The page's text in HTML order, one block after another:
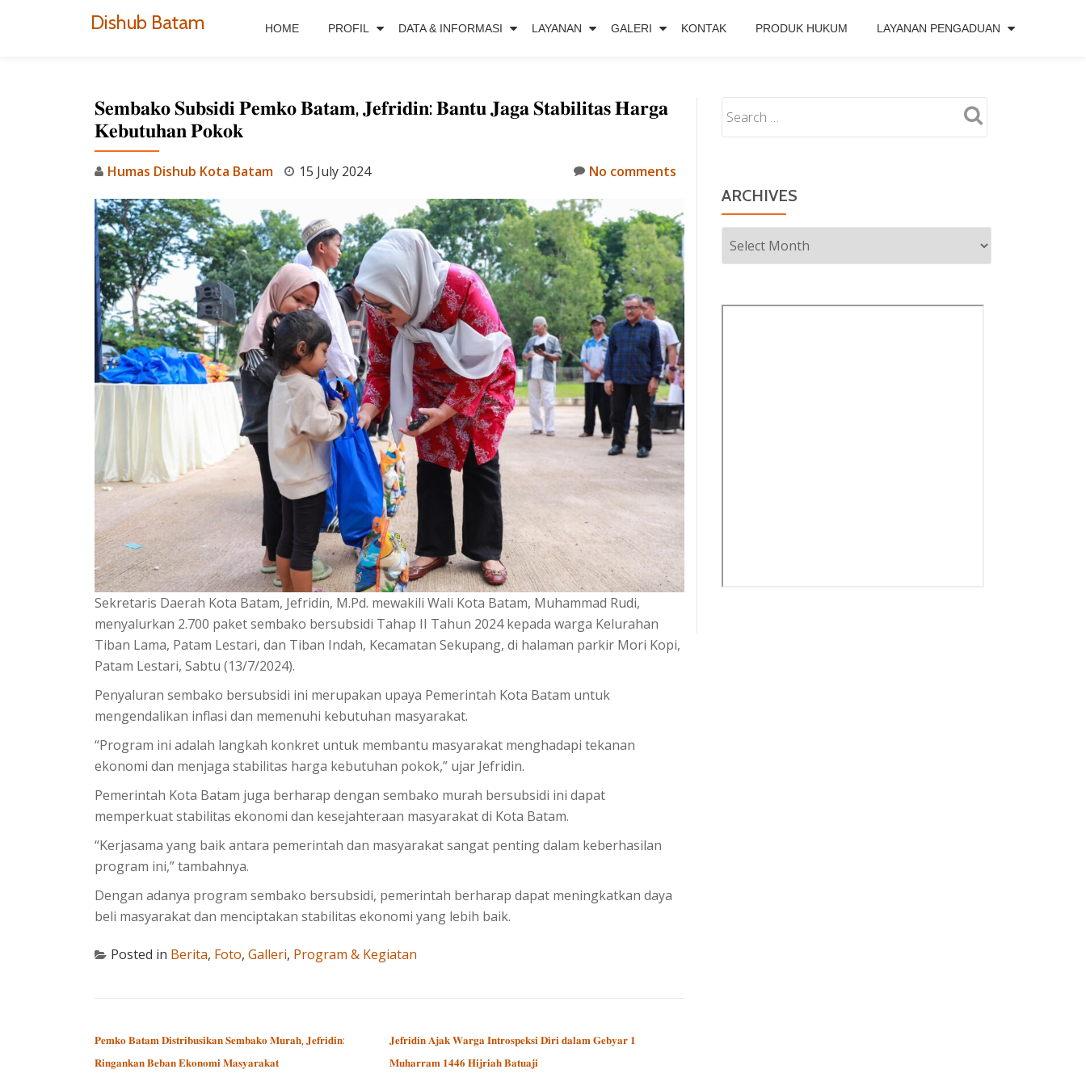
Dishub Batam HOME PROFIL DATA & INFORMASI LAYANAN GALERI KONTAK PRODUK HUKUM LAYANAN PENGADUAN
𝐒𝐞𝐦𝐛𝐚𝐤𝐨 𝐒𝐮𝐛𝐬𝐢𝐝𝐢 𝐏𝐞𝐦𝐤𝐨 𝐁𝐚𝐭𝐚𝐦, 𝐉𝐞𝐟𝐫𝐢𝐝𝐢𝐧: 𝐁𝐚𝐧𝐭𝐮 𝐉𝐚𝐠𝐚 𝐒𝐭𝐚𝐛𝐢𝐥𝐢𝐭𝐚𝐬 𝐇𝐚𝐫𝐠𝐚
𝐊𝐞𝐛𝐮𝐭𝐮𝐡𝐚𝐧 𝐏𝐨𝐤𝐨𝐤
Humas Dishub Kota Batam 15 July 2024 No comments
Sekretaris Daerah Kota Batam, Jefridin, M.Pd. mewakili Wali Kota Batam, Muhammad Rudi,
menyalurkan 2.700 paket sembako bersubsidi Tahap II Tahun 2024 kepada warga Kelurahan
Tiban Lama, Patam Lestari, dan Tiban Indah, Kecamatan Sekupang, di halaman parkir Mori Kopi,
Patam Lestari, Sabtu (13/7/2024).
Penyaluran sembako bersubsidi ini merupakan upaya Pemerintah Kota Batam untuk
mengendalikan inflasi dan memenuhi kebutuhan masyarakat.
“Program ini adalah langkah konkret untuk membantu masyarakat menghadapi tekanan
ekonomi dan menjaga stabilitas harga kebutuhan pokok,” ujar Jefridin.
Pemerintah Kota Batam juga berharap dengan sembako murah bersubsidi ini dapat
memperkuat stabilitas ekonomi dan kesejahteraan masyarakat di Kota Batam.
“Kerjasama yang baik antara pemerintah dan masyarakat sangat penting dalam keberhasilan
program ini,” tambahnya.
Dengan adanya program sembako bersubsidi, pemerintah berharap dapat meningkatkan daya
beli masyarakat dan menciptakan stabilitas ekonomi yang lebih baik.
Posted in Berita, Foto, Galleri, Program & Kegiatan
𝐏𝐞𝐦𝐤𝐨 𝐁𝐚𝐭𝐚𝐦 𝐃𝐢𝐬𝐭𝐫𝐢𝐛𝐮𝐬𝐢𝐤𝐚𝐧 𝐒𝐞𝐦𝐛𝐚𝐤𝐨 𝐌𝐮𝐫𝐚𝐡, 𝐉𝐞𝐟𝐫𝐢𝐝𝐢𝐧:
𝐑𝐢𝐧𝐠𝐚𝐧𝐤𝐚𝐧 𝐁𝐞𝐛𝐚𝐧 𝐄𝐤𝐨𝐧𝐨𝐦𝐢 𝐌𝐚𝐬𝐲𝐚𝐫𝐚𝐤𝐚𝐭
𝐉𝐞𝐟𝐫𝐢𝐝𝐢𝐧 𝐀𝐣𝐚𝐤 𝐖𝐚𝐫𝐠𝐚 𝐈𝐧𝐭𝐫𝐨𝐬𝐩𝐞𝐤𝐬𝐢 𝐃𝐢𝐫𝐢 𝐝𝐚𝐥𝐚𝐦 𝐆𝐞𝐛𝐲𝐚𝐫 𝟏
𝐌𝐮𝐡𝐚𝐫𝐫𝐚𝐦 𝟏𝟒𝟒𝟔 𝐇𝐢𝐣𝐫𝐢𝐚𝐡 𝐁𝐚𝐭𝐮𝐚𝐣𝐢
ARCHIVES
Archives